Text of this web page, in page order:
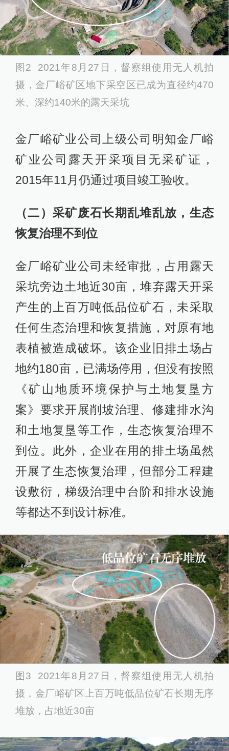
图2 2021年8月27日，督察组使用无人机拍
摄，金厂峪矿区地下采空区已成为直径约470
米、深约140米的露天采坑
金厂峪矿业公司上级公司明知金厂峪
矿业公司露天开采项目无采矿证，
2015年11月仍通过项目竣工验收。
（二）采矿废石长期乱堆乱放，生态
恢复治理不到位
金厂峪矿业公司未经审批，占用露天
采坑旁边土地近30亩，堆弃露天开采
产生的上百万吨低品位矿石，未采取
任何生态治理和恢复措施，对原有地
表植被造成破坏。该企业旧排土场占
地约180亩，已满场停用，但没有按照
《矿山地质环境保护与土地复垦方
案》要求开展削坡治理、修建排水沟
和土地复垦等工作，生态恢复治理不
到位。此外，企业在用的排土场虽然
开展了生态恢复治理，但部分工程建
设敷衍，梯级治理中台阶和排水设施
等都达不到设计标准。
图3 2021年8月27日，督察组使用无人机拍
摄，金厂峪矿区上百万吨低品位矿石长期无序
堆放，占地近30亩